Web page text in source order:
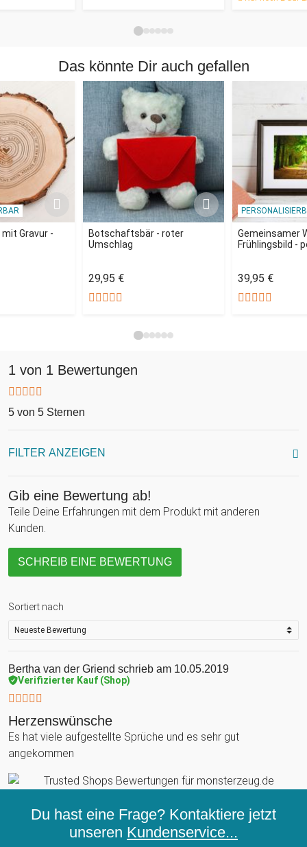
jemandem eine ganz besondere Freude und zaubere ihm ein
praktischen Taschenbuch Format!
Das könnte Dir auch gefallen
Gravur -
Botschaftsbär - roter
Umschlag
29,95 €
Gemeinsamer
Frühlingsbild -
39,95 €
1 von 1 Bewertungen
5 von 5 Sternen
FILTER ANZEIGEN
Gib eine Bewertung ab!
Teile Deine Erfahrungen mit dem Produkt mit anderen
Kunden.
SCHREIB EINE BEWERTUNG
Sortiert nach
Bertha van der Griend schrieb am 10.05.2019
Verifizierter Kauf (Shop)
Herzenswünsche
Es hat viele aufgestellte Sprüche und es sehr gut
angekommen
Du hast eine Frage? Kontaktiere jetzt
unseren Kundenservice...